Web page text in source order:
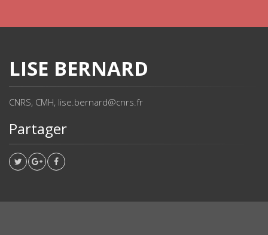
LISE BERNARD
CNRS, CMH, lise.bernard@cnrs.fr
Partager